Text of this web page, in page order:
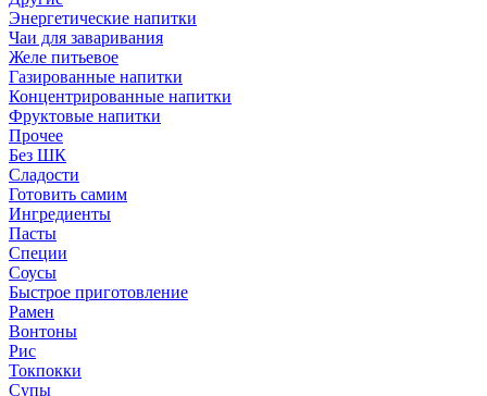
Энергетические напитки
Чаи для заваривания
Желе питьевое
Газированные напитки
Концентрированные напитки
Фруктовые напитки
Прочее
Без ШК
Сладости
Готовить самим
Ингредиенты
Пасты
Специи
Соусы
Быстрое приготовление
Рамен
Вонтоны
Рис
Токпокки
Супы